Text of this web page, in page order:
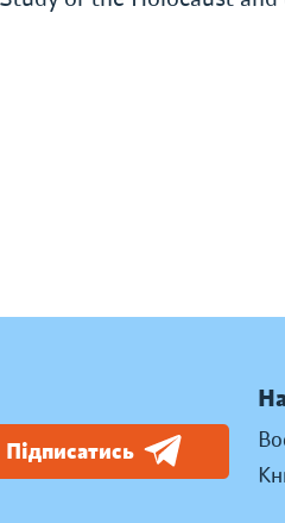
Підписатись